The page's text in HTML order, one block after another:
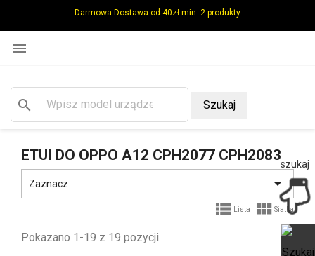
Darmowa Dostawa od 40zł min. 2 produkty

search Szukaj
ETUI DO OPPO A12 CPH2077 CPH2083
Zaznacz 
 Lista  Siatka
Pokazano 1-19 z 19 pozycji
szukaj